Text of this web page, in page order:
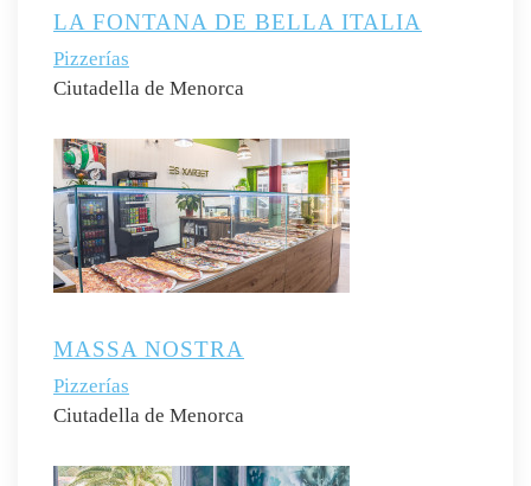
LA FONTANA DE BELLA ITALIA
Pizzerías
Ciutadella de Menorca
MASSA NOSTRA
Pizzerías
Ciutadella de Menorca